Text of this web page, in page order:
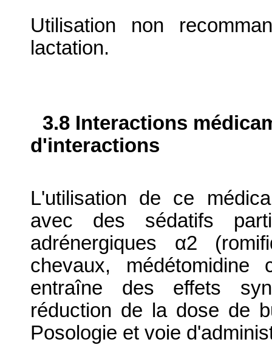
Utilisation non
lactation.
3.8 Interactions
d'interactions
L'utilisation de ce
avec des sédatifs
adrénergiques α2
chevaux,
entraîne des effets
réduction de la dose de
Posologie et voie